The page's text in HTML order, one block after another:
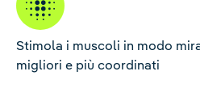
Stimola i muscoli in modo
migliori e più coordinati